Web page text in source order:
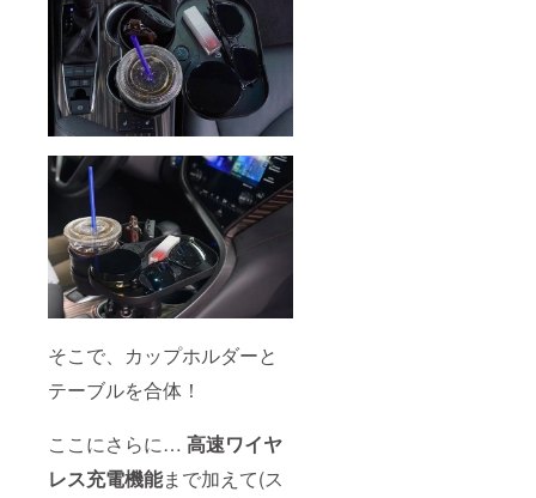
そこで、カップホルダーと
テーブルを合体！
ここにさらに… 高速ワイヤ
レス充電機能まで加えて(ス